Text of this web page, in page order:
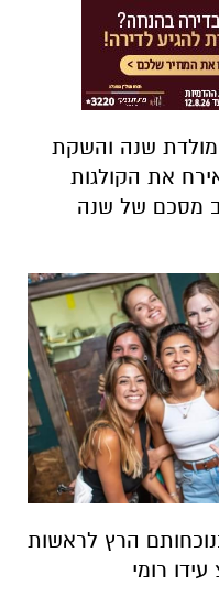
שנה והשקת
את הקולגות
מסכם של שנה
הרץ לראשות
רומי